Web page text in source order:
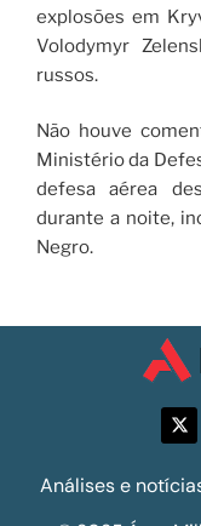
explosões em
Volodymyr
russos.
Não houve
Ministério da
defesa aérea
durante a noite,
Negro.
Análises e